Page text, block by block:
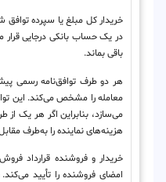
خریدار کل مبلغ یا سپرده توافق
در یک حساب بانکی درجایی قرار
باقی بماند.
هر دو طرف توافق‌نامه رسمی
معامله را مشخص می‌کند. این
می‌سازد، بنابراین اگر هر یک از
هزینه‌های نماینده را به‌طرف مقابل
خریدار و فروشنده قرارداد